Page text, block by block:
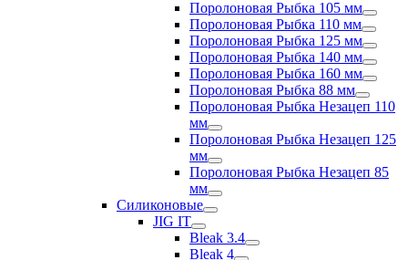
Поролоновая Рыбка 105 мм
Поролоновая Рыбка 110 мм
Поролоновая Рыбка 125 мм
Поролоновая Рыбка 140 мм
Поролоновая Рыбка 160 мм
Поролоновая Рыбка 88 мм
Поролоновая Рыбка Незацеп 110
мм
Поролоновая Рыбка Незацеп 125
мм
Поролоновая Рыбка Незацеп 85
мм
Силиконовые
JIG IT
Bleak 3.4
Bleak 4